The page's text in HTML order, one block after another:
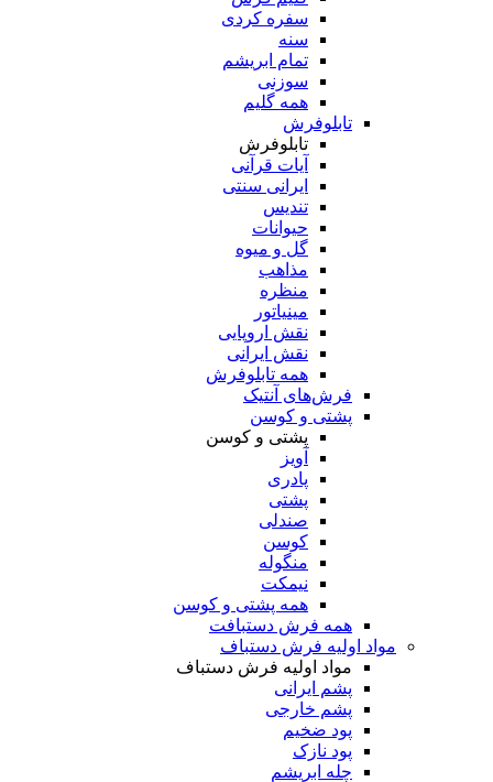
سفره کردی
سنه
تمام ابریشم
سوزنی
همه گلیم
تابلوفرش
تابلوفرش
آیات قرآنی
ایرانی سنتی
تندیس
حیوانات
گل و میوه
مذاهب
منظره
مینیاتور
نقش اروپایی
نقش ایرانی
همه تابلوفرش
فرش‌های آنتیک
پشتی و کوسن
پشتی و کوسن
آویز
پادری
پشتی
صندلی
کوسن
منگوله
نیمکت
همه پشتی و کوسن
همه فرش دستبافت
مواد اولیه فرش دستباف
مواد اولیه فرش دستباف
پشم ایرانی
پشم خارجی
پود ضخیم
پود نازک
چله ابریشم